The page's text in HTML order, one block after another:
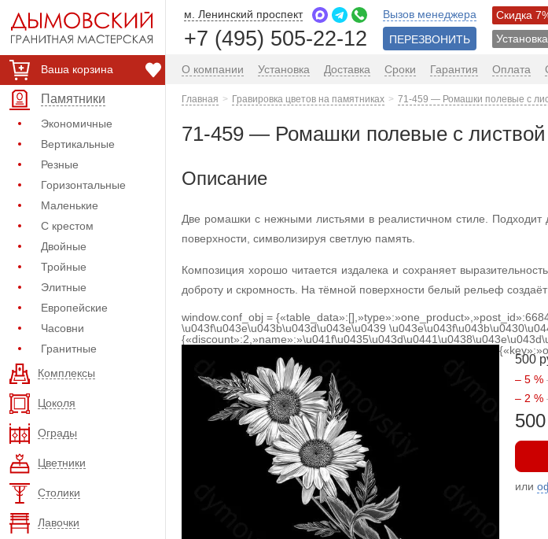
Ваша корзина
Памятники
Экономичные
Вертикальные
Резные
Горизонтальные
Маленькие
С крестом
Двойные
Тройные
Элитные
Европейские
Часовни
Гранитные
Комплексы
Цоколя
Ограды
Цветники
Столики
Лавочки
м. Ленинский проспект
+7 (495) 505-22-12
Вызов менеджера
ПЕРЕЗВОНИТЬ
Скидка
Установка
О компании Установка Доставка Сроки Гарантия Оплата
Главная Гравировка цветов на памятниках 71-459 — Ромашки полевые с
71-459 — Ромашки полевые с листвой
Описание
Две ромашки с нежными листьями в реалистичном стиле.
поверхности, символизируя светлую память.
Композиция хорошо читается издалека и сохраняет
доброту и скромность. На тёмной поверхности белый рельеф
window.conf_obj =
\u043f\u043e\u043b\u043d\u043e\u0439
500
– 5 %
– 2 %
или